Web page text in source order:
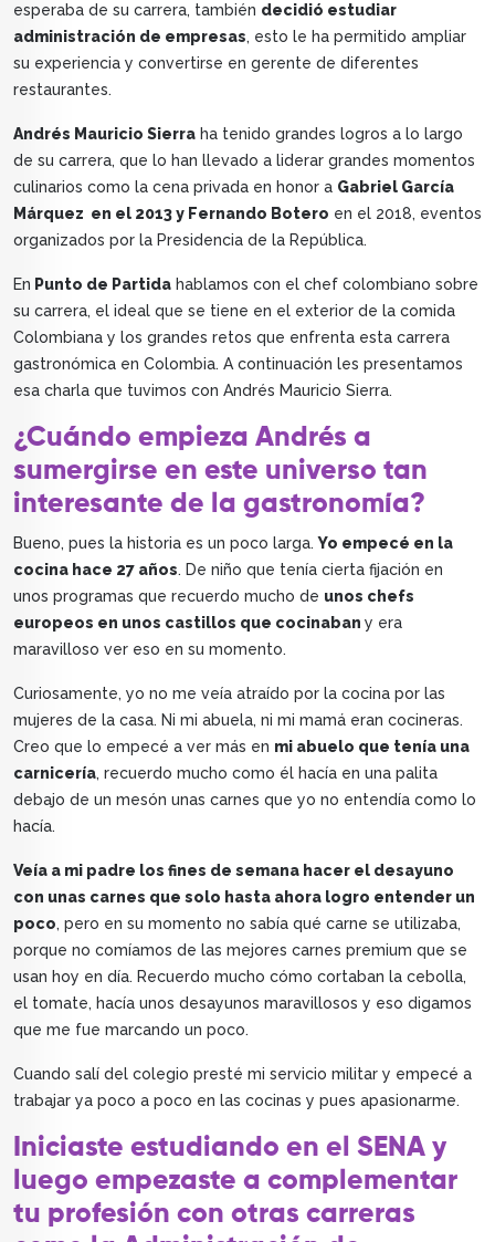
esperaba de su carrera, también decidió estudiar
administración de empresas, esto le ha permitido ampliar
su experiencia y convertirse en gerente de diferentes
restaurantes.
Andrés Mauricio Sierra ha tenido grandes logros a lo largo
de su carrera, que lo han llevado a liderar grandes momentos
culinarios como la cena privada en honor a Gabriel García
Márquez en el 2013 y Fernando Botero en el 2018, eventos
organizados por la Presidencia de la República.
En Punto de Partida hablamos con el chef colombiano sobre
su carrera, el ideal que se tiene en el exterior de la comida
Colombiana y los grandes retos que enfrenta esta carrera
gastronómica en Colombia. A continuación les presentamos
esa charla que tuvimos con Andrés Mauricio Sierra.
¿Cuándo empieza Andrés a
sumergirse en este universo tan
interesante de la gastronomía?
Bueno, pues la historia es un poco larga.Yo empecé en la
cocina hace 27 años. De niño que tenía cierta fijación en
unos programas que recuerdo mucho de unos chefs
europeos en unos castillos que cocinaban y era
maravilloso ver eso en su momento.
Curiosamente, yo no me veía atraído por la cocina por las
mujeres de la casa. Ni mi abuela, ni mi mamá eran cocineras.
Creo que lo empecé a ver más en mi abuelo que tenía una
carnicería, recuerdo mucho como él hacía en una palita
debajo de un mesón unas carnes que yo no entendía como lo
hacía.
Veía a mi padre los fines de semana hacer el desayuno
con unas carnes que solo hasta ahora logro entender un
poco, pero en su momento no sabía qué carne se utilizaba,
porque no comíamos de las mejores carnes premium que se
usan hoy en día. Recuerdo mucho cómo cortaban la cebolla,
el tomate, hacía unos desayunos maravillosos y eso digamos
que me fue marcando un poco.
Cuando salí del colegio presté mi servicio militar y empecé a
trabajar ya poco a poco en las cocinas y pues apasionarme.
Iniciaste estudiando en el SENA y
luego empezaste a complementar
tu profesión con otras carreras